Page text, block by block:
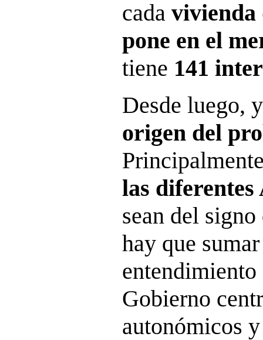
cada vivienda
pone en el
tiene 141
Desde luego,
origen del
las
sean del
hay que
Gobierno
autonómicos